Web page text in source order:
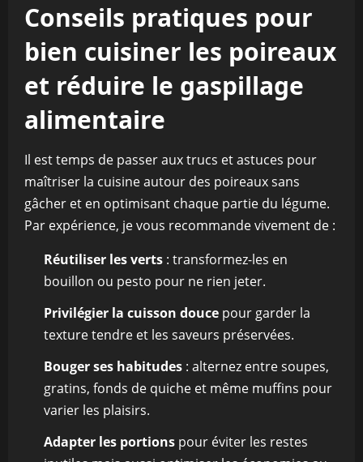
Conseils pratiques pour
bien cuisiner les poireaux
et réduire le gaspillage
alimentaire
Il est temps de passer aux trucs et astuces pour
maîtriser la cuisine autour des poireaux sans
gâcher et en optimisant chaque partie du légume.
Par expérience, je vous recommande vivement de :
Réutiliser les verts : transformez-les en
bouillon ou pesto pour ne rien jeter.
Privilégier la cuisson douce pour garder la
texture tendre et les saveurs préservées.
Bouger ses habitudes : alternez entre soupes,
gratins, fonds de quiche et même muffins pour
varier les plaisirs.
Adapter les portions pour éviter les restes